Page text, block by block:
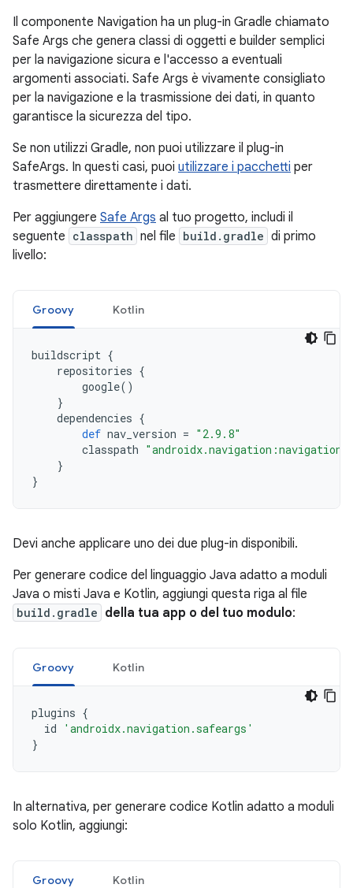
Il componente Navigation ha un plug-in Gradle chiamato
Safe Args che genera classi di oggetti e builder semplici
per la navigazione sicura e l'accesso a eventuali
argomenti associati. Safe Args è vivamente consigliato
per la navigazione e la trasmissione dei dati, in quanto
garantisce la sicurezza del tipo.
Se non utilizzi Gradle, non puoi utilizzare il plug-in
SafeArgs. In questi casi, puoi utilizzare i pacchetti per
trasmettere direttamente i dati.
Per aggiungere Safe Args al tuo progetto, includi il
seguente classpath nel file build.gradle di primo
livello:
Groovy Kotlin
buildscript {
repositories {
google()
}
dependencies {
def nav_version = "2.9.8"
classpath
}
}
Devi anche applicare uno dei due plug-in disponibili.
Per generare codice del linguaggio Java adatto a moduli
Java o misti Java e Kotlin, aggiungi questa riga al file
build.gradle della tua app o del tuo modulo:
Groovy Kotlin
plugins {
id
'androidx.navigation.safeargs'
}
In alternativa, per generare codice Kotlin adatto a moduli
solo Kotlin, aggiungi:
Groovy Kotlin